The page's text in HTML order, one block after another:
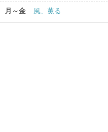
月～金
風、薫る